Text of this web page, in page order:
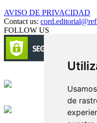
de
AVISO DE PRIVACIDAD
Contact us:
FOLLOW US